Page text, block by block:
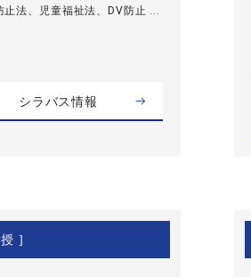
法、児童福祉法、DV防止 ...
シラバス情報
]